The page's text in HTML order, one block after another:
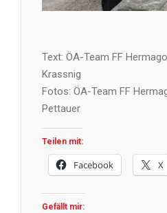
Text: ÖA-Team FF
Krassnig
Fotos: ÖA-Team FF
Pettauer
Teilen mit:
Facebook X
Gefällt mir: